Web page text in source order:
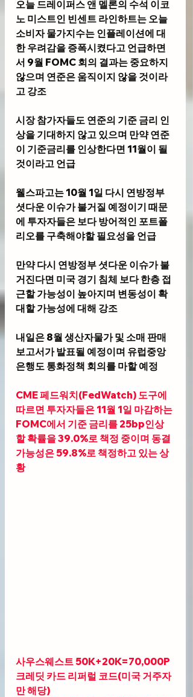
오늘 드레이퍼스 앤 멜론의 수석 이코
노 미스트인 빈센트 라인하트는 오늘
소비자 물가지수는 인플레이션에 대
한 우려감을 증폭시켰다고 언급하면
서 9월 FOMC 회의 결과는 중요하지
않으며 연준은 움직이지 않을 것이라
고 강조
시장 참가자들도 연준의 기준 금리 인
상을 기대하지 않고 있으며 만약 연준
이 기준금리를 인상한다면 11월이 될
것이라고 언급
웰스파고는 10월 1일 다시 연방정부
셧다운 이슈가 불거질 예정이기 때문
에 투자자들은 보다 방어적인 포트폴
리오를 구축해야할 필요성을 언급
만약 다시 연방정부 셧다운 이슈가 불
거진다면 미국 경기 침체 보다 한층 접
근할 가능성이 높아지며 변동성이 확
대할 가능성에 대해 강조
내일은 8월 생산자물가 및 소매 판매
보고서가 발표될 예정이며 유럽중앙
은행도 통화정책 회의를 마할 예정
CME 페드워치(FedWatch) 도구에
따르면 투자자들은 11월 1일 마감하는
FOMC에서 기준 금리를 25bp인상
할 확률을 39.0%로 책정 중이며 동결
가능성은 59.8%로 책정하고 있는 상
황
사우스웨스트 50K+20K=70,000P
크레딧 카드 리퍼럴 코드(미국 거주자
만 해당)